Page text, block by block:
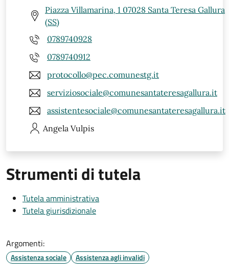
Piazza Villamarina, 1 07028 Santa Teresa Gallura
(SS)
0789740928
0789740912
protocollo@pec.comunestg.it
serviziosociale@comunesantateresagallura.it
assistentesociale@comunesantateresagallura.it
Angela Vulpis
Strumenti di tutela
Tutela amministrativa
Tutela giurisdizionale
Argomenti:
Assistenza sociale Assistenza agli invalidi